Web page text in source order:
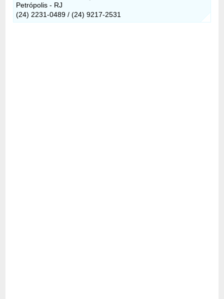
Petrópolis - RJ
(24) 2231-0489 / (24) 9217-2531